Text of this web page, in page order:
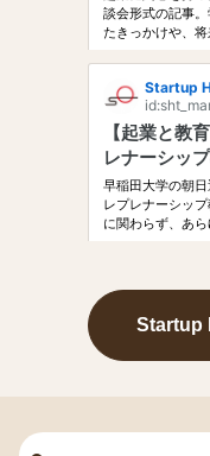
Startup